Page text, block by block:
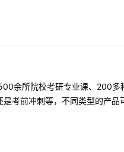
余所院校考研专业课、200
考前冲刺等，不同类型的产品